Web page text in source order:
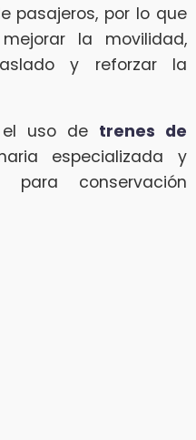
pasajeros, por lo que
la movilidad,
y reforzar la
uso de trenes de
especializada y
para conservación